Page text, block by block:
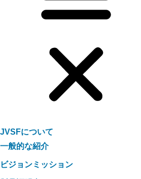
JVSFについて
一般的な紹介
ビジョンミッション